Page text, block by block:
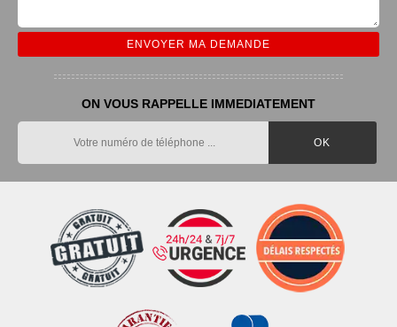
ON VOUS RAPPELLE IMMEDIATEMENT